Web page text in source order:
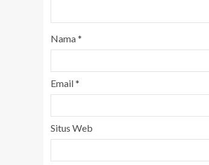
Nama*
Email*
Situs Web